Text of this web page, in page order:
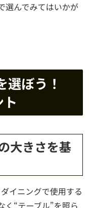
選んでみてはいかが
ぼう！
大きさを基
イニングで使用する
く“テーブル”を照ら